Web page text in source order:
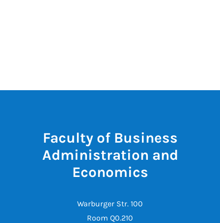
Faculty of Business
Administration and
Economics
Warburger Str. 100
Room Q0.210